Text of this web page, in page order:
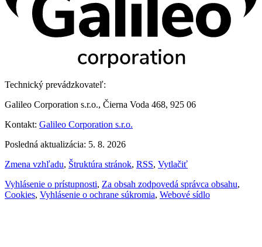
Technický prevádzkovateľ:
Galileo Corporation s.r.o., Čierna Voda 468, 925 06
Kontakt: Galileo Corporation s.r.o.
Posledná aktualizácia: 5. 8. 2026
Zmena vzhľadu, Štruktúra stránok, RSS, Vytlačiť
Vyhlásenie o prístupnosti, Za obsah zodpovedá správca obsahu,
Cookies, Vyhlásenie o ochrane súkromia, Webové sídlo